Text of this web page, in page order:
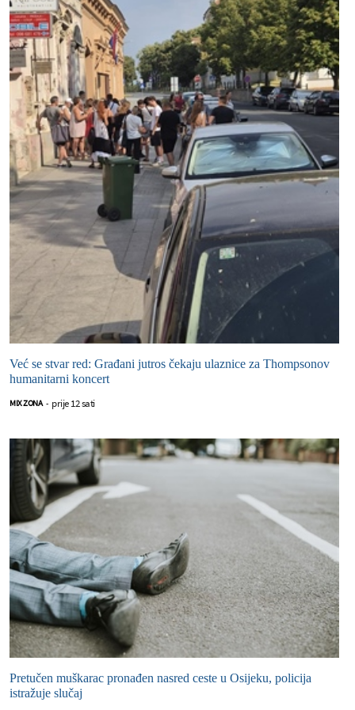
Već se stvar red: Građani jutros čekaju ulaznice za Thompsonov
humanitarni koncert
MIX ZONA - prije 12 sati
Pretučen muškarac pronađen nasred ceste u Osijeku, policija
istražuje slučaj